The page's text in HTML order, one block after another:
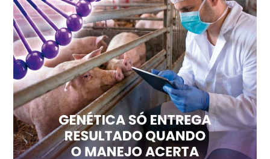
kg
Trigo Atacado - Regional
PR
R$ 1.414,20
t
Trigo Atacado - Regional
RS
R$ 1.314,40
t
Ovo Vermelho - Regional